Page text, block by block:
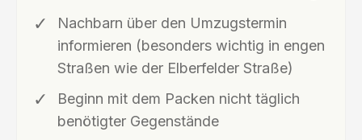
Nachbarn über den Umzugstermin
informieren (besonders wichtig in engen
Straßen wie der Elberfelder Straße)
Beginn mit dem Packen nicht täglich
benötigter Gegenstände